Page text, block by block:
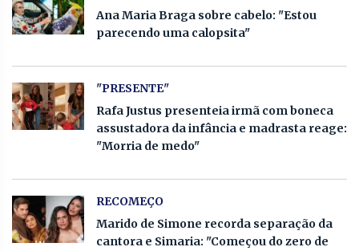
Ana Maria Braga sobre cabelo: "Estou
parecendo uma calopsita"
"PRESENTE"
Rafa Justus presenteia irmã com boneca
assustadora da infância e madrasta reage:
"Morria de medo"
RECOMEÇO
Marido de Simone recorda separação da
cantora e Simaria: "Começou do zero de